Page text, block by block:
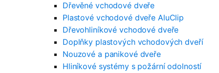
Dřevěné vchodové dveře
Plastové vchodové dveře AluClip
Dřevohliníkové vchodové dveře
Doplňky plastových vchodových dveří
Nouzové a panikové dveře
Hliníkové systémy s požární odolností